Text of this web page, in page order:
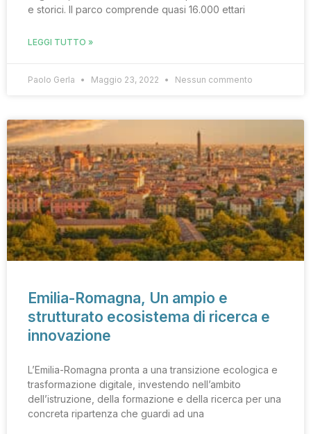
e storici. Il parco comprende quasi 16.000 ettari
LEGGI TUTTO »
Paolo Gerla Maggio 23, 2022 Nessun commento
Emilia-Romagna, Un ampio e
strutturato ecosistema di ricerca e
innovazione
L’Emilia-Romagna pronta a una transizione ecologica e
trasformazione digitale, investendo nell’ambito
dell’istruzione, della formazione e della ricerca per una
concreta ripartenza che guardi ad una